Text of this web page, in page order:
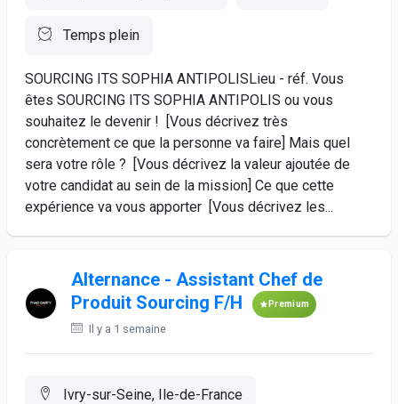
Temps plein
SOURCING ITS SOPHIA ANTIPOLISLieu - réf. Vous
êtes SOURCING ITS SOPHIA ANTIPOLIS ou vous
souhaitez le devenir ! [Vous décrivez très
concrètement ce que la personne va faire] Mais quel
sera votre rôle ? [Vous décrivez la valeur ajoutée de
votre candidat au sein de la mission] Ce que cette
expérience va vous apporter [Vous décrivez les...
Alternance - Assistant Chef de
Produit Sourcing F/H
Premium
Il y a 1 semaine
Ivry-sur-Seine, Ile-de-France